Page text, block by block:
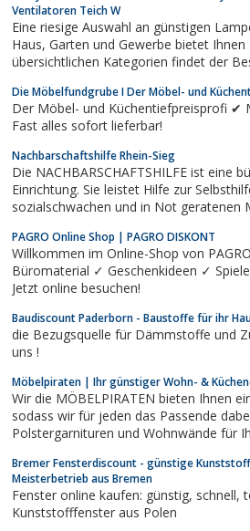
Ventilatoren Teich W
Eine riesige Auswahl an günstigen Lampen und Leuchten für
Haus, Garten und Gewerbe bietet Ihnen Lampenwelt.de. In den
übersichtlichen Kategorien findet der
passenden Leuchtmittel.Neben einer
ein professioneller...
Die Möbelfundgrube I Der Möbel- und
Der Möbel- und Küchentiefpreisprofi ✔
Fast alles sofort lieferbar!
Nachbarschaftshilfe Rhein-Sieg
Die NACHBARSCHAFTSHILFE ist eine
Einrichtung. Sie leistet Hilfe zur
sozialschwachen und in Not geratenen
PAGRO Online Shop | PAGRO DISKONT
Willkommen im Online-Shop von
Büromaterial ✓ Geschenkideen ✓
Jetzt online besuchen!
Baudiscount Paderborn - Baustoffe für ihr
die Bezugsquelle für Dämmstoffe und
uns !
Möbelpiraten | Ihr günstiger Wohn- &
Wir die MÖBELPIRATEN bieten Ihnen
sodass wir für jeden das Passende
Polstergarnituren und Wohnwände für
Bremer Fensterdiscount - günstige
Meisterbetrieb aus Bremen
Fenster online kaufen: günstig, schnell, top Service! VEKA
Kunststofffenster aus Polen